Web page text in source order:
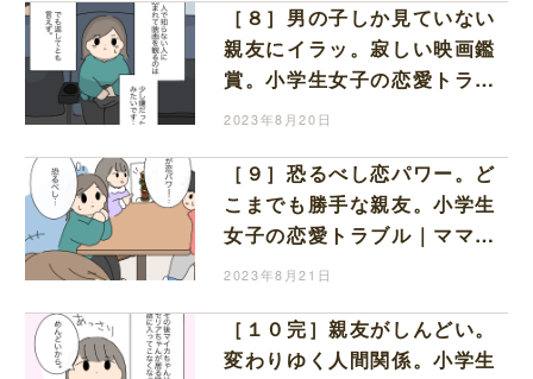
［８］男の子しか見ていない
親友にイラッ。寂しい映画鑑
賞。小学生女子の恋愛トラブ
ル｜ママ広場マンガ
2023年8月20日
［９］恐るべし恋パワー。ど
こまでも勝手な親友。小学生
女子の恋愛トラブル｜ママ広
場マンガ
2023年8月21日
［１０完］親友がしんどい。
変わりゆく人間関係。小学生